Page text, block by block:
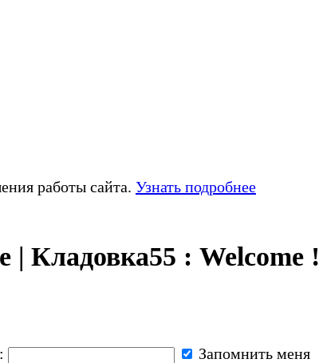
работы сайта. Узнать подробнее
| Кладовка55 : Welcome !
Запомнить меня